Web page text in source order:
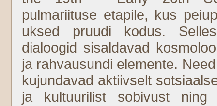
pulmariituse etapile, kus
uksed pruudi kodus.
dialoogid sisaldavad
ja rahvausundi elemente.
kujundavad aktiivselt
ja kultuurilist sobivust ning